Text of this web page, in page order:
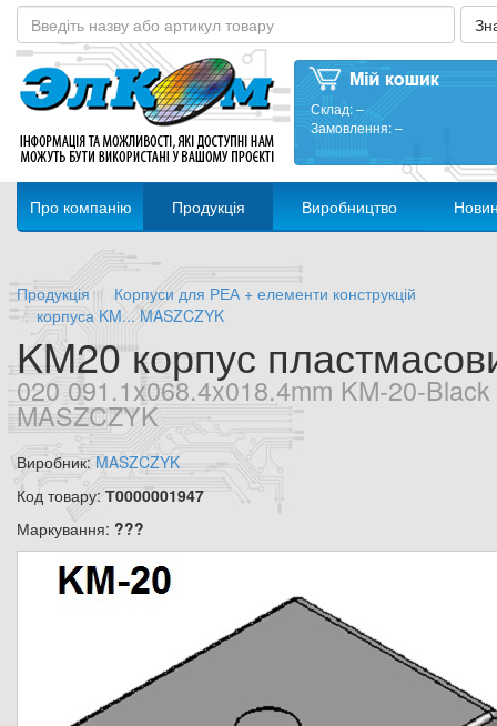
Склад:–
Замовлення:–
Про компанію Продукція Виробництво
Продукція
Корпуси для РЕА + елементи конструкцій
корпуса KM... MASZCZYK
KM20 корпус
020 091.1x068.4x018.4mm KM-20-Black
MASZCZYK
Виробник: MASZCZYK
Код товару:Т0000001947
Маркування: ???